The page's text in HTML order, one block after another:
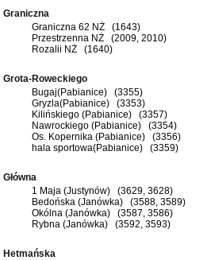
Graniczna
Graniczna 62 NŻ (1643)
Przestrzenna NŻ (2009, 2010)
Rozalii NŻ (1640)
Grota-Roweckiego
Bugaj(Pabianice) (3355)
Gryzla(Pabianice) (3353)
Kilińskiego (Pabianice) (3357)
Nawrockiego (Pabianice) (3354)
Os. Kopernika (Pabianice) (3356)
hala sportowa(Pabianice) (3359)
Główna
1 Maja (Justynów) (3629, 3628)
Bedońska (Janówka) (3588, 3589)
Okólna (Janówka) (3587, 3586)
Rybna (Janówka) (3592, 3593)
Hetmańska